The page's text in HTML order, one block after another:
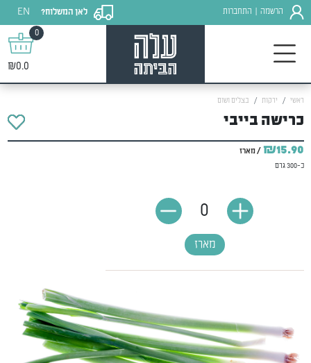
הרשמה התחברות לאן המשלוח?
EN
0
₪0.0
ראשי ירקות בצלים ושום
כרישה בייבי
₪15.90 / מארז
כ-300 גרם
מארז
0